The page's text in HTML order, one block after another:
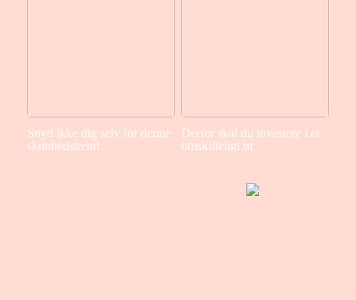
Snyd ikke dig selv for denne
skønhedstrend
Derfor skal du investere i et
omskifteligt ur